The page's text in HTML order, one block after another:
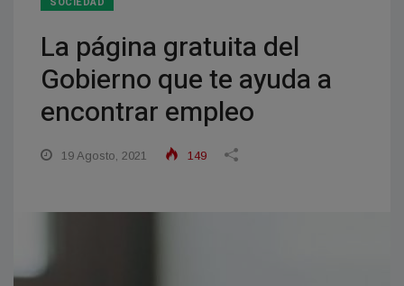
La página gratuita del
Gobierno que te ayuda a
encontrar empleo
19 Agosto, 2021 149